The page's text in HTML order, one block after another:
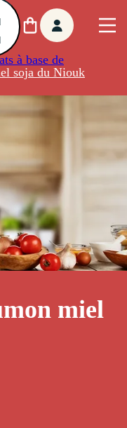
à base de
soja du Niouk
miel